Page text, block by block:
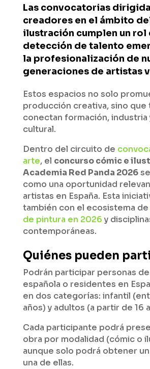
Las convocatorias
creadores en el ámbito
ilustración cumplen un rol
detección de talento
la profesionalización de
generaciones de artistas
Estos espacios no solo
producción creativa, sino que
conectan formación, industria
cultural.
Dentro del circuito de
arte, el concurso cómic e
Academia Red Panda 2026
como una oportunidad
artistas en España. Esta
también con el ecosistema de
de pintura en 2026 y
contemporáneas.
Quiénes pueden
Podrán participar personas
española o residentes en
en dos categorías: infantil
años) y adultos (a partir de 16
Cada participante podrá
obra por modalidad (cómic o
aunque solo podrá obtener
una de ellas.